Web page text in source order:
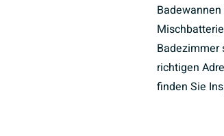
Badezimmer
richtigen
finden Sie